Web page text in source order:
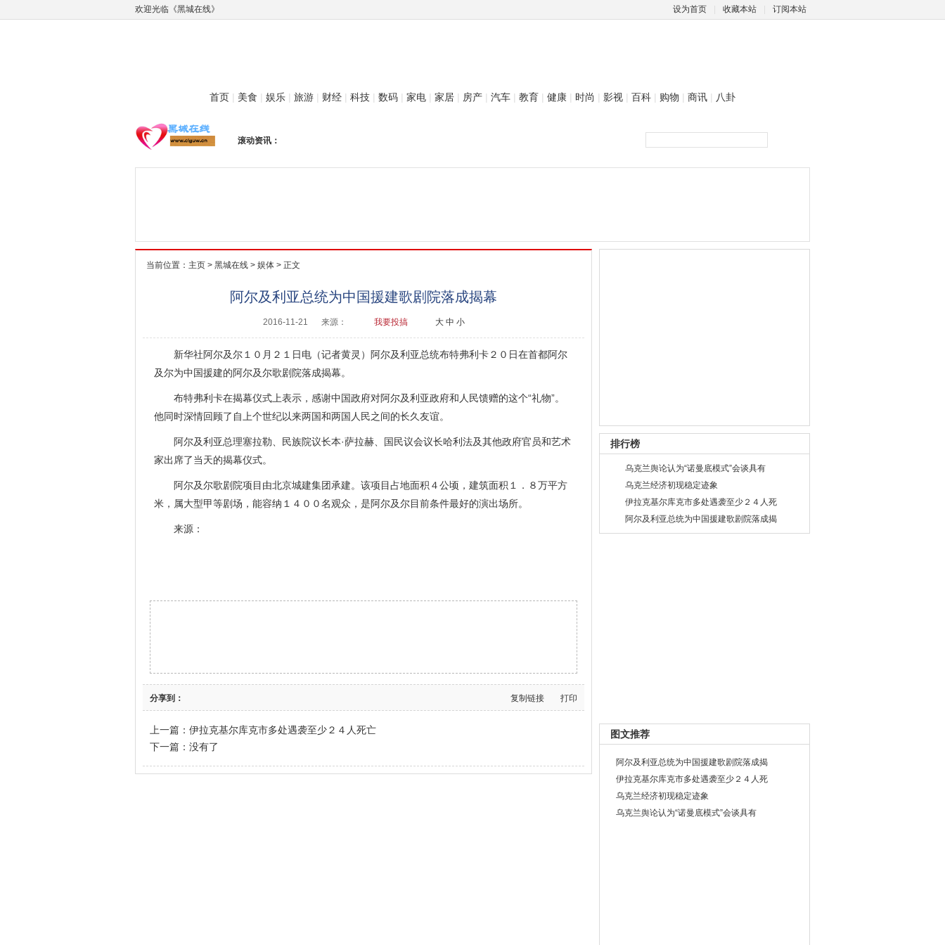
欢迎光临《黑城在线》 设为首页 收藏本站 订阅本站
首页 | 美食 | 娱乐 | 旅游 | 财经 | 科技 | 数码 | 家电 | 家居 | 房产 | 汽车 | 教育 | 健康 | 时尚 | 影视 | 百科 | 购物 | 商讯 | 八卦
滚动资讯：
当前位置： 主页 > 黑城在线 > 娱体 > 正文
阿尔及利亚总统为中国援建歌剧院落成揭幕
2016-11-21 来源： 我要投搞 大 中 小
新华社阿尔及尔１０月２１日电（记者黄灵）阿尔及利亚总统布特弗利卡２０日在首都阿尔
及尔为中国援建的阿尔及尔歌剧院落成揭幕。
布特弗利卡在揭幕仪式上表示，感谢中国政府对阿尔及利亚政府和人民馈赠的这个“礼物”。
他同时深情回顾了自上个世纪以来两国和两国人民之间的长久友谊。
阿尔及利亚总理塞拉勒、民族院议长本·萨拉赫、国民议会议长哈利法及其他政府官员和艺术
家出席了当天的揭幕仪式。
阿尔及尔歌剧院项目由北京城建集团承建。该项目占地面积４公顷，建筑面积１．８万平方
米，属大型甲等剧场，能容纳１４００名观众，是阿尔及尔目前条件最好的演出场所。
来源：
分享到： 复制链接 打印
上一篇： 伊拉克基尔库克市多处遇袭至少２４人死亡
下一篇：没有了
排行榜
乌克兰舆论认为“诺曼底模式”会谈具有
乌克兰经济初现稳定迹象
伊拉克基尔库克市多处遇袭至少２４人死
阿尔及利亚总统为中国援建歌剧院落成揭
图文推荐
阿尔及利亚总统为中国援建歌剧院落成揭
伊拉克基尔库克市多处遇袭至少２４人死
乌克兰经济初现稳定迹象
乌克兰舆论认为“诺曼底模式”会谈具有